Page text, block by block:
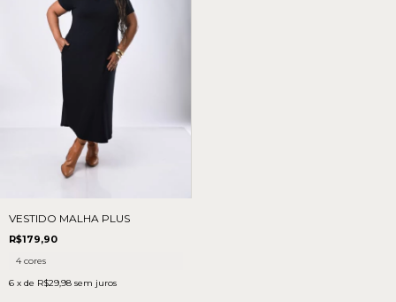
VESTIDO MALHA PLUS
R$179,90
4 cores
6 x de R$29,98 sem juros